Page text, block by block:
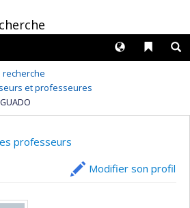
Liens
Langues
et professeures
professeurs
Modifier son profil